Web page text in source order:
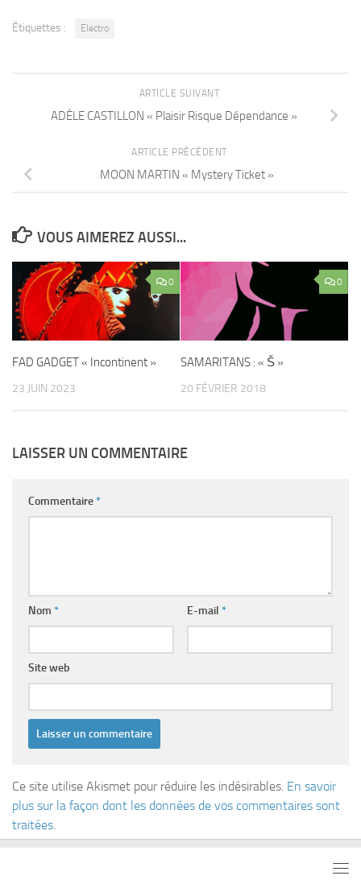
Étiquettes : Electro
ARTICLE SUIVANT
ADÈLE CASTILLON « Plaisir Risque Dépendance »
ARTICLE PRÉCÉDENT
MOON MARTIN « Mystery Ticket »
VOUS AIMEREZ AUSSI...
0
FAD GADGET « Incontinent »
23 JUIN 2023
0
SAMARITANS : « Š »
20 FÉVRIER 2018
LAISSER UN COMMENTAIRE
Commentaire*
Nom * E-mail *
Site web
Ce site utilise Akismet pour réduire les indésirables. En savoir
plus sur la façon dont les données de vos commentaires sont
traitées